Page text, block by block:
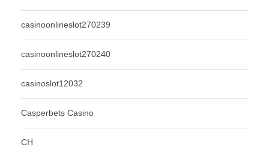
casinoonlineslot270239
casinoonlineslot270240
casinoslot12032
Casperbets Casino
CH